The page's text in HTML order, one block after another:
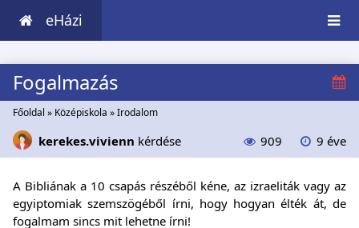
eHázi
Fogalmazás
Főoldal » Középiskola »Irodalom
kerekes.vivienn kérdése 909 9 éve
A Bibliának a 10 csapás részéből kéne, az izraeliták vagy az
egyiptomiak szemszögéből írni, hogy hogyan élték át, de
fogalmam sincs mit lehetne írni!